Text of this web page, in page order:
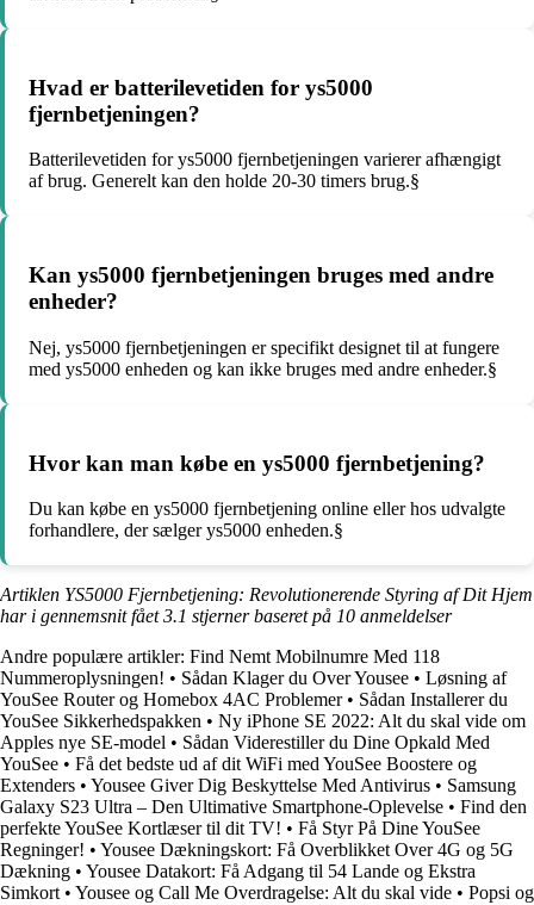
Hvad er batterilevetiden for ys5000
fjernbetjeningen?
Batterilevetiden for ys5000 fjernbetjeningen varierer afhængigt
af brug. Generelt kan den holde 20-30 timers brug.§
Kan ys5000 fjernbetjeningen bruges med andre
enheder?
Nej, ys5000 fjernbetjeningen er specifikt designet til at fungere
med ys5000 enheden og kan ikke bruges med andre enheder.§
Hvor kan man købe en ys5000 fjernbetjening?
Du kan købe en ys5000 fjernbetjening online eller hos udvalgte
forhandlere, der sælger ys5000 enheden.§
Artiklen YS5000 Fjernbetjening: Revolutionerende Styring af Dit Hjem
har i gennemsnit fået3.1 stjerner baseret på 10 anmeldelser
Andre populære artikler: Find Nemt Mobilnumre Med 118
Nummeroplysningen! • Sådan Klager du Over Yousee • Løsning af
YouSee Router og Homebox 4AC Problemer• Sådan Installerer du
YouSee Sikkerhedspakken • Ny iPhone SE 2022: Alt du skal vide om
Apples nye SE-model • Sådan Viderestiller du Dine Opkald Med
YouSee • Få det bedste ud af dit WiFi med YouSee Boostere og
Extenders • Yousee Giver Dig Beskyttelse Med Antivirus • Samsung
Galaxy S23 Ultra – Den Ultimative Smartphone-Oplevelse • Find den
perfekte YouSee Kortlæser til dit TV! • Få Styr På Dine YouSee
Regninger! • Yousee Dækningskort: Få Overblikket Over 4G og 5G
Dækning • Yousee Datakort: Få Adgang til 54 Lande og Ekstra
Simkort • Yousee og Call Me Overdragelse: Alt du skal vide • Popsi og